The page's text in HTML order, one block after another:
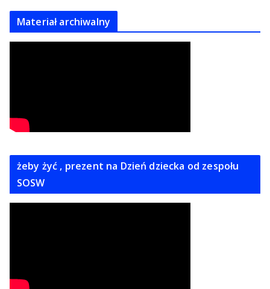
Materiał archiwalny
żeby żyć , prezent na Dzień dziecka od zespołu
SOSW